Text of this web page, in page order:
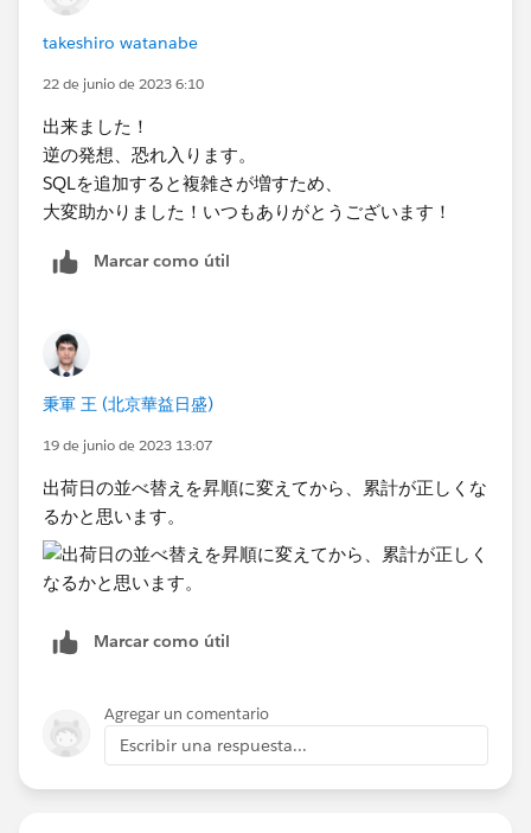
takeshiro watanabe
22 de junio de 2023 6:10
出来ました！
逆の発想、恐れ入ります。
SQLを追加すると複雑さが増すため、
大変助かりました！いつもありがとうございます！
Marcar como útil
秉軍 王 (北京華益日盛)
19 de junio de 2023 13:07
出荷日の並べ替えを昇順​に変えてから、累計が正しくな
るかと思います。
Marcar como útil
Agregar un comentario
Escribir una respuesta...